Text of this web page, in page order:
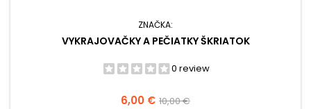
ZNAČKA:
VYKRAJOVAČKY A PEČIATKY ŠKRIATOK
0 review
Cena
6,00 € Základná
10,00 €